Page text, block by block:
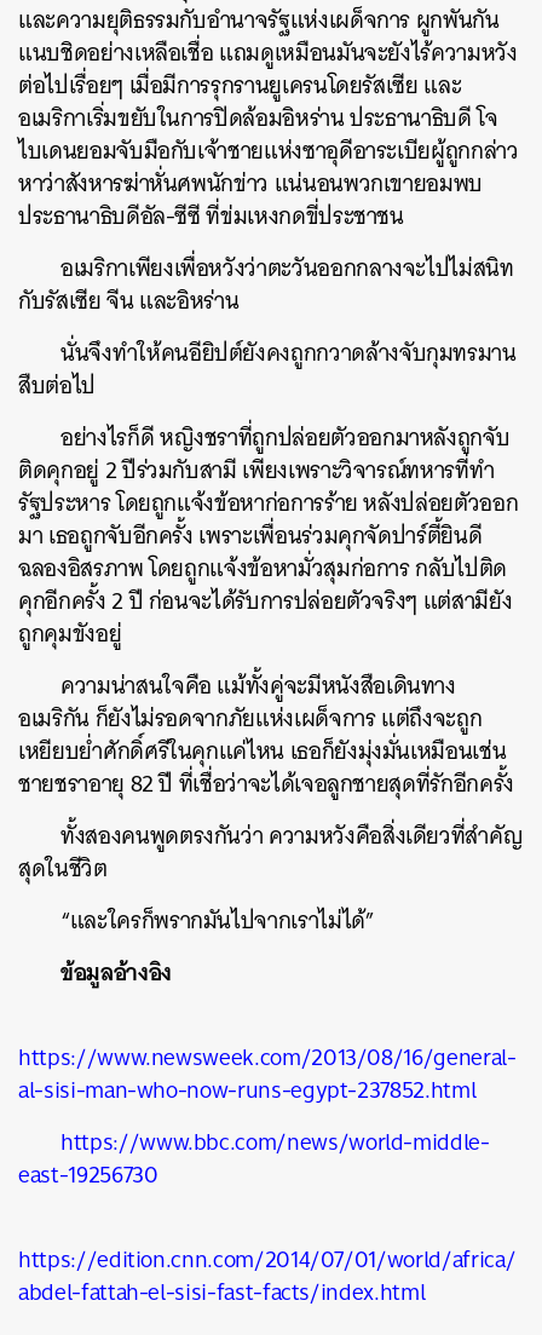
และความยุติธรรมกับอำนาจรัฐแห่งเผด็จการ ผูกพันกัน
แนบชิดอย่างเหลือเชื่อ แถมดูเหมือนมันจะยังไร้ความหวัง
ต่อไปเรื่อยๆ เมื่อมีการรุกรานยูเครนโดยรัสเซีย และ
อเมริกาเริ่มขยับในการปิดล้อมอิหร่าน ประธานาธิบดี โจ
ไบเดนยอมจับมือกับเจ้าชายแห่งซาอุดีอาระเบียผู้ถูกกล่าว
หาว่าสังหารฆ่าหั่นศพนักข่าว แน่นอนพวกเขายอมพบ
ประธานาธิบดีอัล-ซีซี ที่ข่มเหงกดขี่ประชาชน
อเมริกาเพียงเพื่อหวังว่าตะวันออกกลางจะไปไม่สนิท
กับรัสเซีย จีน และอิหร่าน
นั่นจึงทำให้คนอียิปต์ยังคงถูกกวาดล้างจับกุมทรมาน
สืบต่อไป
อย่างไรก็ดี หญิงชราที่ถูกปล่อยตัวออกมาหลังถูกจับ
ติดคุกอยู่ 2 ปีร่วมกับสามี เพียงเพราะวิจารณ์ทหารที่ทำ
รัฐประหาร โดยถูกแจ้งข้อหาก่อการร้าย หลังปล่อยตัวออก
มา เธอถูกจับอีกครั้ง เพราะเพื่อนร่วมคุกจัดปาร์ตี้ยินดี
ฉลองอิสรภาพ โดยถูกแจ้งข้อหามั่วสุมก่อการ กลับไปติด
คุกอีกครั้ง 2 ปี ก่อนจะได้รับการปล่อยตัวจริงๆ แต่สามียัง
ถูกคุมขังอยู่
ความน่าสนใจคือ แม้ทั้งคู่จะมีหนังสือเดินทาง
อเมริกัน ก็ยังไม่รอดจากภัยแห่งเผด็จการ แต่ถึงจะถูก
เหยียบย่ำศักดิ์ศรีในคุกแค่ไหน เธอก็ยังมุ่งมั่นเหมือนเช่น
ชายชราอายุ 82 ปี ที่เชื่อว่าจะได้เจอลูกชายสุดที่รักอีกครั้ง
ทั้งสองคนพูดตรงกันว่า ความหวังคือสิ่งเดียวที่สำคัญ
สุดในชีวิต
“และใครก็พรากมันไปจากเราไม่ได้”
ข้อมูลอ้างอิง
https://www.newsweek.com/2013/08/16/general-
al-sisi-man-who-now-runs-egypt-237852.html
https://www.bbc.com/news/world-middle-
east-19256730
https://edition.cnn.com/2014/07/01/world/africa/
abdel-fattah-el-sisi-fast-facts/index.html